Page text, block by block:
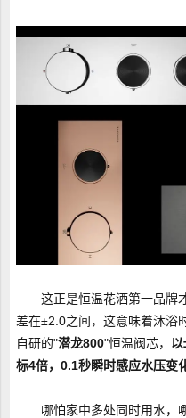
这正是恒温花洒第一品牌
差在±2.0之间，这意味着沐浴
自研的"潜龙800"恒温阀芯，
标4倍，0.1秒瞬时感应水压变
哪怕家中多处同时用水，